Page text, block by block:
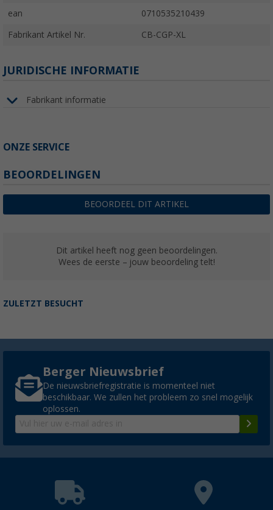
ean 0710535210439
Fabrikant Artikel Nr. CB-CGP-XL
JURIDISCHE INFORMATIE
Fabrikant informatie
ONZE SERVICE
BEOORDELINGEN
BEOORDEEL DIT ARTIKEL
Dit artikel heeft nog geen beoordelingen.
Wees de eerste – jouw beoordeling telt!
ZULETZT BESUCHT
Berger Nieuwsbrief
De nieuwsbriefregistratie is momenteel niet
beschikbaar. We zullen het probleem zo snel mogelijk
oplossen.